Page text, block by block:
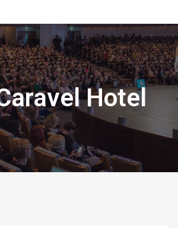
Hotel